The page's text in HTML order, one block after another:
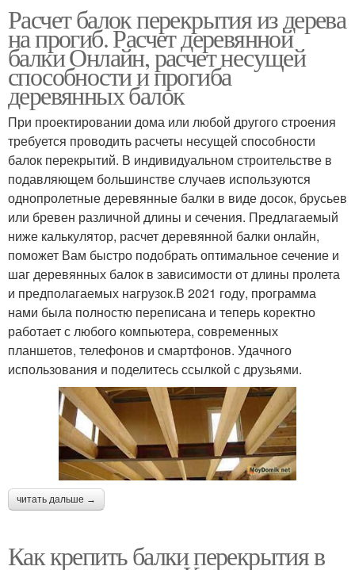
Расчет балок перекрытия из дерева
на прогиб. Расчет деревянной
балки Онлайн, расчет несущей
способности и прогиба
деревянных балок
При проектировании дома или любой другого строения
требуется проводить расчеты несущей способности
балок перекрытий. В индивидуальном строительстве в
подавляющем большинстве случаев используются
однопролетные деревянные балки в виде досок, брусьев
или бревен различной длины и сечения. Предлагаемый
ниже калькулятор, расчет деревянной балки онлайн,
поможет Вам быстро подобрать оптимальное сечение и
шаг деревянных балок в зависимости от длины пролета
и предполагаемых нагрузок.В 2021 году, программа
нами была полностю переписана и теперь коректно
работает с любого компьютера, современных
планшетов, телефонов и смартфонов. Удачного
использования и поделитесь ссылкой с друзьями.
читать дальше →
Как крепить балки перекрытия в